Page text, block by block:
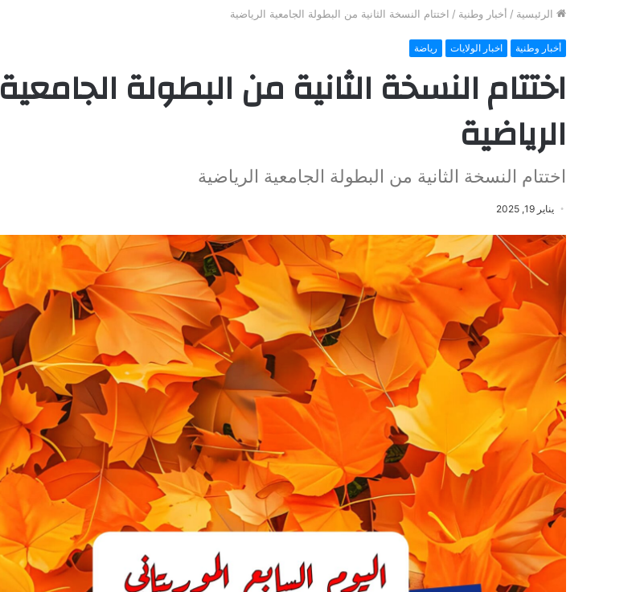
الرئيسية / أخبار وطنية / اختتام النسخة الثانية من البطولة الجامعية الرياضية
أخبار وطنية اخبار الولايات رياضة
اختتام النسخة الثانية من البطولة الجامعية
الرياضية
اختتام النسخة الثانية من البطولة الجامعية الرياضية
يناير 19, 2025